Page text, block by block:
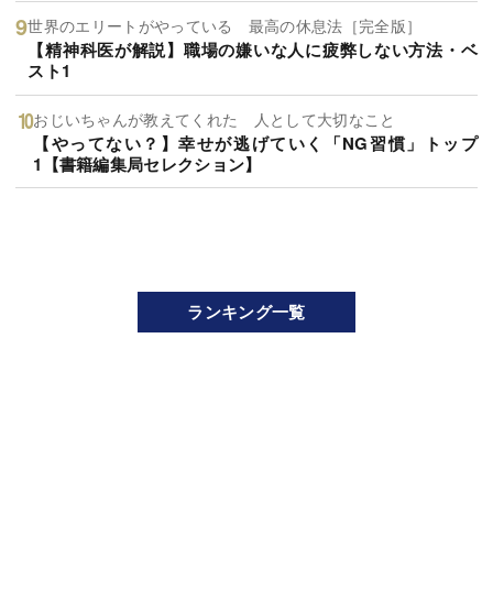
世界のエリートがやっている 最高の休息法［完全版］
【精神科医が解説】職場の嫌いな人に疲弊しない方法・ベ
スト1
おじいちゃんが教えてくれた 人として大切なこと
【やってない？】幸せが逃げていく「NG習慣」トップ
1【書籍編集局セレクション】
ランキング一覧